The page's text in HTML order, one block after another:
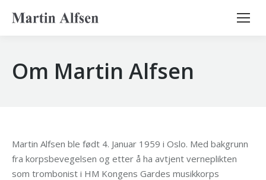
Search:
Om Martin Alfsen
Martin Alfsen ble født 4. Januar 1959 i Oslo. Med bakgrunn
fra korpsbevegelsen og etter å ha avtjent verneplikten
som trombonist i HM Kongens Gardes musikkorps